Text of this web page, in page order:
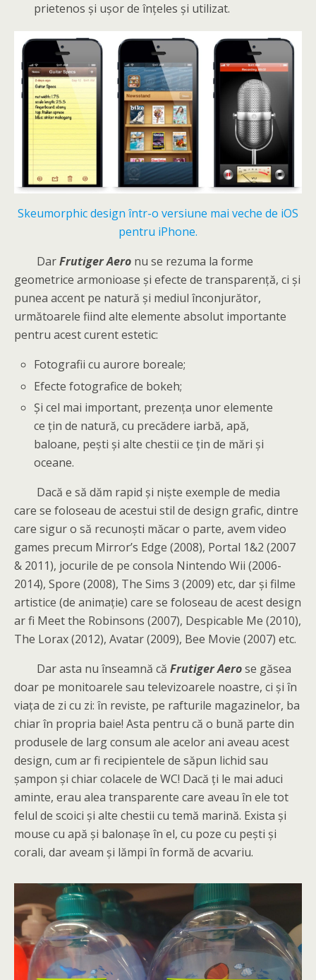
prietenos și ușor de înțeles și utilizat.
Skeumorphic design într-o versiune mai veche de iOS
pentru iPhone.
DarFrutiger Aero nu se rezuma la forme
geometrice armonioase și efecte de transparență, ci și
punea accent pe natură și mediul înconjurător,
următoarele fiind alte elemente absolut importante
pentru acest curent estetic:
Fotografii cu aurore boreale;
Efecte fotografice de bokeh;
Și cel mai important, prezența unor elemente
ce țin de natură, cu precădere iarbă, apă,
baloane, pești și alte chestii ce țin de mări și
oceane.
Dacă e să dăm rapid și niște exemple de media
care se foloseau de acestui stil de design grafic, dintre
care sigur o să recunoști măcar o parte, avem video
games precum Mirror’s Edge (2008), Portal 1&2 (2007
& 2011), jocurile de pe consola Nintendo Wii (2006-
2014), Spore (2008), The Sims 3 (2009) etc, dar și filme
artistice (de animație) care se foloseau de acest design
ar fi Meet the Robinsons (2007), Despicable Me (2010),
The Lorax (2012), Avatar (2009), Bee Movie (2007) etc.
Dar asta nu înseamnă că Frutiger Aerose găsea
doar pe monitoarele sau televizoarele noastre, ci și în
viața de zi cu zi: în reviste, pe rafturile magazinelor, ba
chiar în propria baie! Asta pentru că o bună parte din
produsele de larg consum ale acelor ani aveau acest
design, cum ar fi recipientele de săpun lichid sau
șampon și chiar colacele de WC! Dacă ți le mai aduci
aminte, erau alea transparente care aveau în ele tot
felul de scoici și alte chestii cu temă marină. Exista și
mouse cu apă și balonașe în el, cu poze cu pești și
corali, dar aveam și lămpi în formă de acvariu.